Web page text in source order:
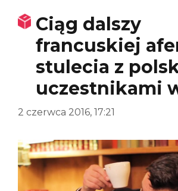
Ciąg dalszy
francuskiej
stulecia z
uczestnikami
2 czerwca 2016, 17:21